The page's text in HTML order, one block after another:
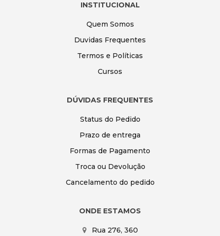
INSTITUCIONAL
Quem Somos
Duvidas Frequentes
Termos e Políticas
Cursos
DÚVIDAS FREQUENTES
Status do Pedido
Prazo de entrega
Formas de Pagamento
Troca ou Devolução
Cancelamento do pedido
ONDE ESTAMOS
Rua 276, 360